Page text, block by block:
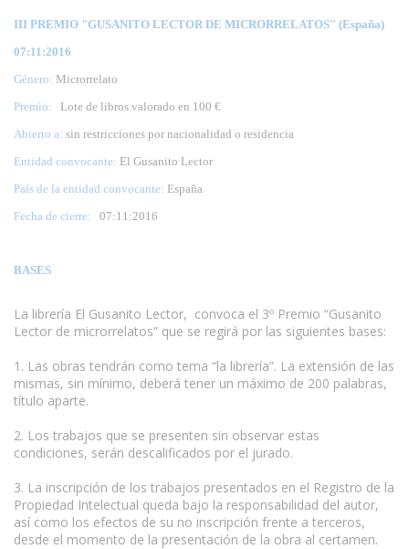
III PREMIO "GUSANITO LECTOR DE MICRORRELATOS" (España)
07:11:2016
Género: Microrrelato
Premio:
Lote de libros valorado en 100 €
Abierto a: sin restricciones por nacionalidad o residencia
Entidad convocante: El Gusanito Lector
País de la entidad convocante: España
Fecha de cierre: 07:11:2016
BASES
La librería El Gusanito Lector, convoca el 3º Premio “Gusanito
Lector de microrrelatos” que se regirá por las siguientes bases:
1. Las obras tendrán como tema “la librería”. La extensión de las
mismas, sin mínimo, deberá tener un máximo de 200 palabras,
título aparte.
2. Los trabajos que se presenten sin observar estas
condiciones, serán descalificados por el jurado.
3. La inscripción de los trabajos presentados en el Registro de la
Propiedad Intelectual queda bajo la responsabilidad del autor,
así como los efectos de su no inscripción frente a terceros,
desde el momento de la presentación de la obra al certamen.